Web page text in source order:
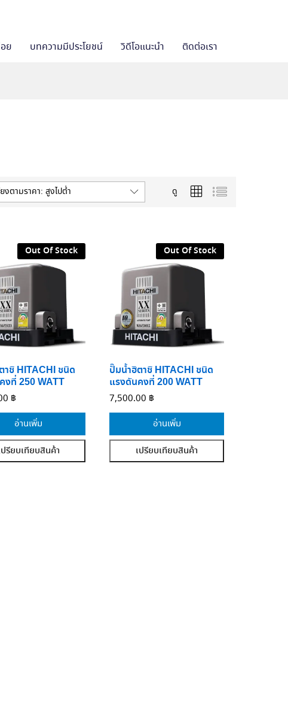
ย บทความมีประโยชน์ วิดีโอแนะนำ ติดต่อเรา
ดู
ยงตามราคา: สูงไปต่ำ
Out Of Stock
าชิ HITACHI ชนิด
งที่ 250 WATT
฿
อ่านเพิ่ม
ปรียบเทียบสินค้า
Out Of Stock
ปั๊มน้ำฮิตาชิ HITACHI ชนิด
แรงดันคงที่ 200 WATT
7,500.00 ฿
อ่านเพิ่ม
เปรียบเทียบสินค้า